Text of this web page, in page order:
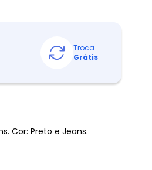
Troca
Grátis
Cor: Preto e Jeans.